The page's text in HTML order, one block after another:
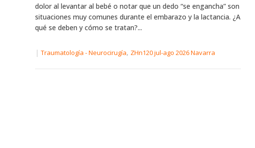
dolor al levantar al bebé o notar que un dedo “se engancha” son
situaciones muy comunes durante el embarazo y la lactancia. ¿A
qué se deben y cómo se tratan?...
| Traumatología - Neurocirugía, ZHn120 jul-ago 2026 Navarra